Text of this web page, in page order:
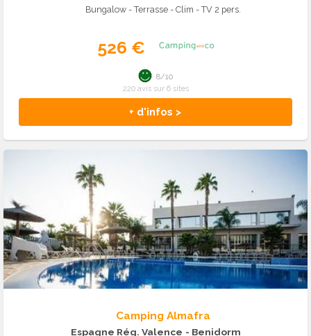
Bungalow - Terrasse - Clim - TV 2 pers.
526 €
+ d'infos >
8/10
220 avis sur 6 sites
Camping Almafra
Espagne Rég. Valence - Benidorm